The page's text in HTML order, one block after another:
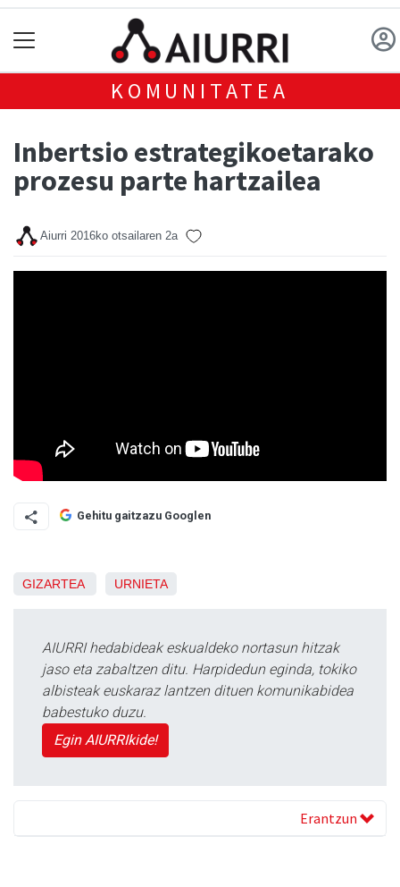
KOMUNITATEA
Inbertsio estrategikoetarako
prozesu parte hartzailea
Aiurri 2016ko otsailaren 2a
Gehitu gaitzazu Googlen
GIZARTEA URNIETA
AIURRI hedabideak eskualdeko nortasun hitzak
jaso eta zabaltzen ditu. Harpidedun eginda, tokiko
albisteak euskaraz lantzen dituen komunikabidea
babestuko duzu.
Egin AIURRIkide!
Erantzun